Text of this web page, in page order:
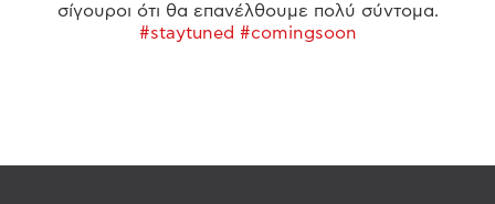
σίγουροι ότι θα επανέλθουμε πολύ σύντομα.
#staytuned #comingsoon